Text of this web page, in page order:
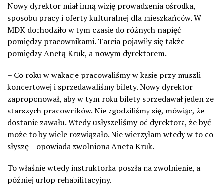
Nowy dyrektor miał inną wizję prowadzenia ośrodka,
sposobu pracy i oferty kulturalnej dla mieszkańców. W
MDK dochodziło w tym czasie do różnych napięć
pomiędzy pracownikami. Tarcia pojawiły się także
pomiędzy Anetą Kruk, a nowym dyrektorem.
– Co roku w wakacje pracowaliśmy w kasie przy muszli
koncertowej i sprzedawaliśmy bilety. Nowy dyrektor
zaproponował, aby w tym roku bilety sprzedawał jeden ze
starszych pracowników. Nie zgodziliśmy się, mówiąc, że
dostanie zawału. Wtedy usłyszeliśmy od dyrektora, że być
może to by wiele rozwiązało. Nie wierzyłam wtedy w to co
słyszę – opowiada zwolniona Aneta Kruk.
To właśnie wtedy instruktorka poszła na zwolnienie, a
później urlop rehabilitacyjny.